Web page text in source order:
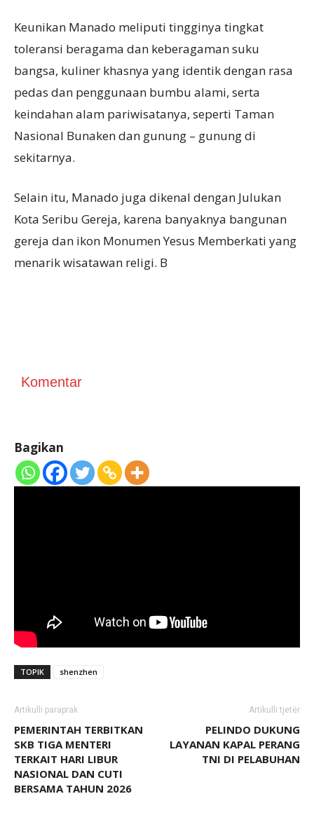
Keunikan Manado meliputi tingginya tingkat
toleransi beragama dan keberagaman suku
bangsa, kuliner khasnya yang identik dengan rasa
pedas dan penggunaan bumbu alami, serta
keindahan alam pariwisatanya, seperti Taman
Nasional Bunaken dan gunung – gunung di
sekitarnya.
Selain itu, Manado juga dikenal dengan Julukan
Kota Seribu Gereja, karena banyaknya bangunan
gereja dan ikon Monumen Yesus Memberkati yang
menarik wisatawan religi. B
Komentar
Bagikan
TOPIK shenzhen
Artikulli paraprak
PEMERINTAH TERBITKAN
SKB TIGA MENTERI
TERKAIT HARI LIBUR
NASIONAL DAN CUTI
BERSAMA TAHUN 2026
Artikulli tjetër
PELINDO DUKUNG
LAYANAN KAPAL PERANG
TNI DI PELABUHAN